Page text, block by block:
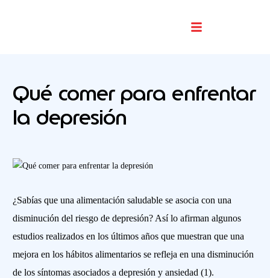
Qué comer para enfrentar
la depresión
¿Sabías que una alimentación saludable se asocia con una
disminución del riesgo de depresión? Así lo afirman algunos
estudios realizados en los últimos años que muestran que una
mejora en los hábitos alimentarios se refleja en una disminución
de los síntomas asociados a depresión y ansiedad (1).